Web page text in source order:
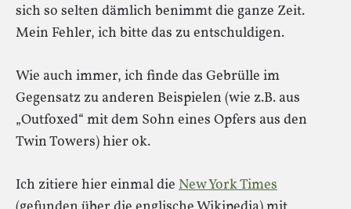
sich so selten dämlich benimmt die ganze Zeit.
Mein Fehler, ich bitte das zu entschuldigen.
Wie auch immer, ich finde das Gebrülle im
Gegensatz zu anderen Beispielen (wie z.B. aus
„Outfoxed“ mit dem Sohn eines Opfers aus den
Twin Towers) hier ok.
Ich zitiere hier einmal die New York Times